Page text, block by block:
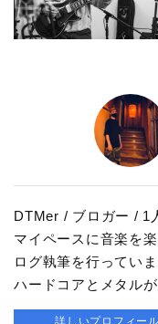
DTMer / ブロガー / 1
マイペースに音楽を
ログ執筆を行っていま
ハードコアとメタルが
詳しいプロフィール